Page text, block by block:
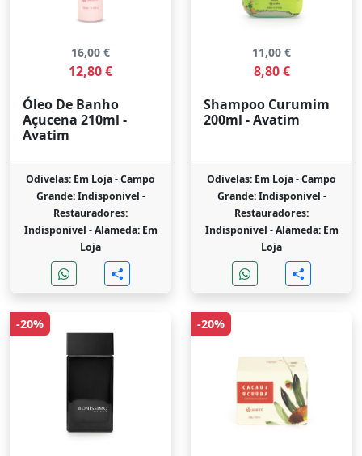
16,00 €
12,80 €
Óleo De Banho
Açucena 210ml -
Avatim
Odivelas: Em Loja -Campo
Grande: Indisponivel -
Restauradores:
Indisponivel -Alameda: Em
Loja
11,00 €
8,80 €
Shampoo Curumim
200ml - Avatim
Odivelas: Em Loja -Campo
Grande: Indisponivel -
Restauradores:
Indisponivel -Alameda: Em
Loja
-20% -20%